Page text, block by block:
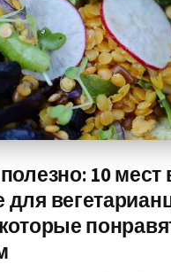
10 мест